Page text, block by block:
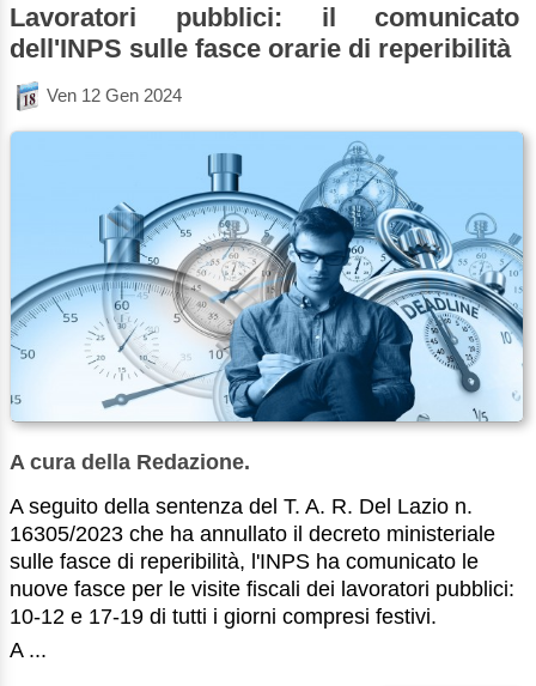
Lavoratori pubblici: il comunicato
dell'INPS sulle fasce orarie di reperibilità
Ven 12 Gen 2024
A cura della Redazione.
A seguito della sentenza del T. A. R. Del Lazio n.
16305/2023 che ha annullato il decreto ministeriale
sulle fasce di reperibilità, l'INPS ha comunicato le
nuove fasce per le visite fiscali dei lavoratori pubblici:
10-12 e 17-19 di tutti i giorni compresi festivi.
A ...